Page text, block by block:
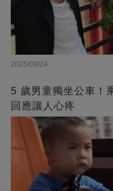
2025/09/24
5 歲男童獨坐公車！
回應讓人心疼